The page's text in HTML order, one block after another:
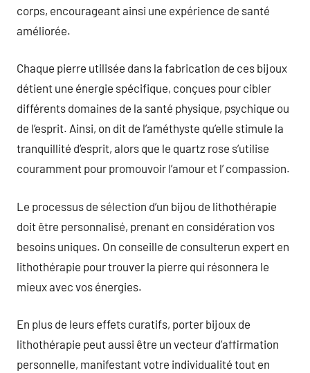
corps, encourageant ainsi une expérience de santé
améliorée.
Chaque pierre utilisée dans la fabrication de ces bijoux
détient une énergie spécifique, conçues pour cibler
différents domaines de la santé physique, psychique ou
de l’esprit. Ainsi, on dit de l’améthyste qu’elle stimule la
tranquillité d’esprit, alors que le quartz rose s’utilise
couramment pour promouvoir l’amour et l’ compassion.
Le processus de sélection d’un bijou de lithothérapie
doit être personnalisé, prenant en considération vos
besoins uniques. On conseille de consulterun expert en
lithothérapie pour trouver la pierre qui résonnera le
mieux avec vos énergies.
En plus de leurs effets curatifs, porter bijoux de
lithothérapie peut aussi être un vecteur d’affirmation
personnelle, manifestant votre individualité tout en